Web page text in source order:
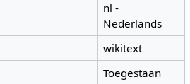
nl -
Nederlands
wikitext
Toegestaan